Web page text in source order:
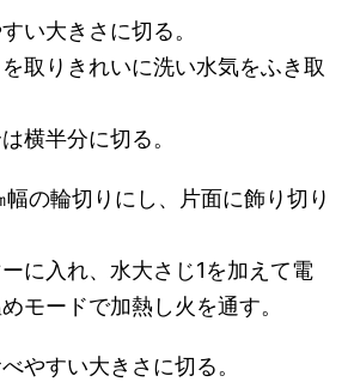
い大きさに切る。
取りきれいに洗い水気をふき取
横半分に切る。
の輪切りにし、片面に飾り切り
に入れ、水大さじ1を加えて電
モードで加熱し火を通す。
やすい大きさに切る。